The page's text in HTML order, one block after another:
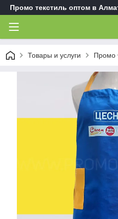
Промо текстиль оптом в
Товары и услуги Промо